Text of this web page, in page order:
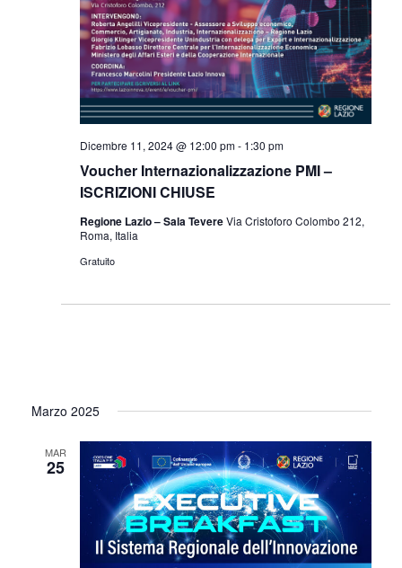
Voucher Internazionalizzazione PMI –
ISCRIZIONI CHIUSE
Dicembre 11, 2024 @ 12:00 pm- 1:30 pm
Regione Lazio – Sala TevereVia Cristoforo Colombo 212,
Roma, Italia
Gratuito
Marzo 2025
MAR
25